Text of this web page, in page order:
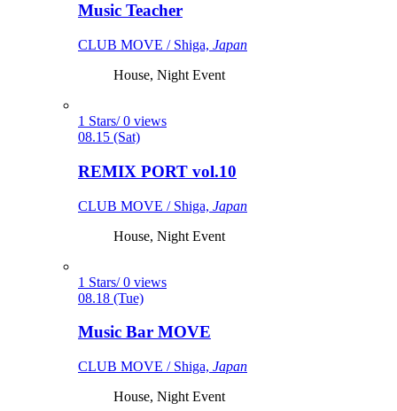
Music Teacher
CLUB MOVE / Shiga, Japan
House, Night Event
1 Stars/ 0 views
08.15 (Sat)
REMIX PORT vol.10
CLUB MOVE / Shiga, Japan
House, Night Event
1 Stars/ 0 views
08.18 (Tue)
Music Bar MOVE
CLUB MOVE / Shiga, Japan
House, Night Event